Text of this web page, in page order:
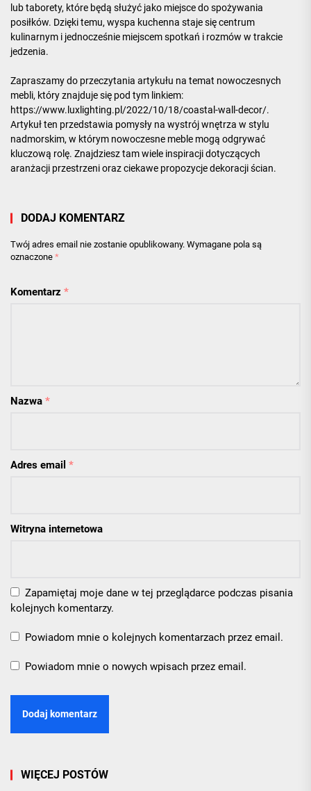
lub taborety, które będą służyć jako miejsce do spożywania
posiłków. Dzięki temu, wyspa kuchenna staje się centrum
kulinarnym i jednocześnie miejscem spotkań i rozmów w trakcie
jedzenia.
Zapraszamy do przeczytania artykułu na temat nowoczesnych
mebli, który znajduje się pod tym linkiem:
https://www.luxlighting.pl/2022/10/18/coastal-wall-decor/.
Artykuł ten przedstawia pomysły na wystrój wnętrza w stylu
nadmorskim, w którym nowoczesne meble mogą odgrywać
kluczową rolę. Znajdziesz tam wiele inspiracji dotyczących
aranżacji przestrzeni oraz ciekawe propozycje dekoracji ścian.
DODAJ KOMENTARZ
Twój adres email nie zostanie opublikowany. Wymagane pola są
oznaczone *
Komentarz *
Nazwa *
Adres email *
Witryna internetowa
Zapamiętaj moje dane w tej przeglądarce podczas pisania
kolejnych komentarzy.
Powiadom mnie o kolejnych komentarzach przez email.
Powiadom mnie o nowych wpisach przez email.
WIĘCEJ POSTÓW